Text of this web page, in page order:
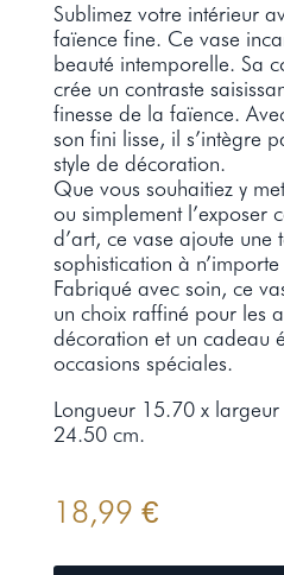
Sublimez votre intérieur
faïence fine. Ce vase
beauté intemporelle. Sa
crée un contraste
finesse de la faïence.
son fini lisse, il s’intègre
style de décoration.
Que vous souhaitiez y
ou simplement l’exposer
d’art, ce vase ajoute une
sophistication à
Fabriqué avec soin, ce
un choix raffiné pour les
décoration et un cadeau
occasions spéciales.
Longueur 15.70 x
24.50 cm.
18,99 €